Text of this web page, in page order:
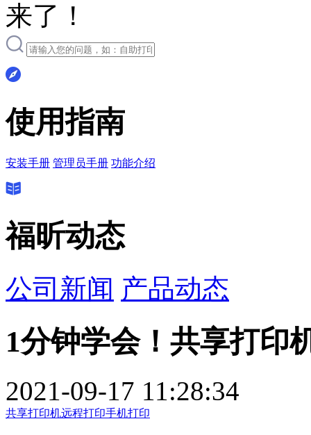
来了！
使用指南
安装手册 管理员手册 功能介绍
福昕动态
公司新闻 产品动态
1分钟学会！共享打印
2021-09-17 11:28:34
共享打印机远程打印手机打印